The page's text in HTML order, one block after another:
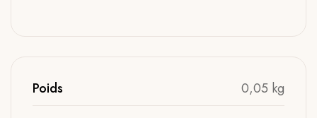
Poids 0,05 kg